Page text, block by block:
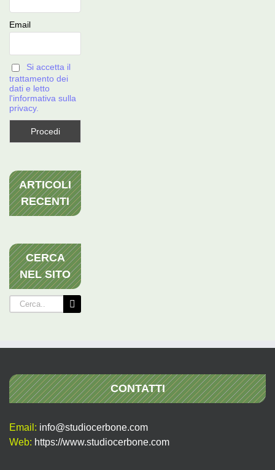
Email
Si accetta il
trattamento dei
dati e letto
l'informativa sulla
privacy.
ARTICOLI
RECENTI
CERCA
NEL SITO
Cerca
per:
CONTATTI
Email: info@studiocerbone.com
Web: https://www.studiocerbone.com